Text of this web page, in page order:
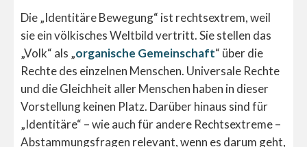
Die „Identitäre Bewegung“ ist rechtsextrem, weil
sie ein völkisches Weltbild vertritt. Sie stellen das
„Volk“ als „organische Gemeinschaft“ über die
Rechte des einzelnen Menschen. Universale Rechte
und die Gleichheit aller Menschen haben in dieser
Vorstellung keinen Platz. Darüber hinaus sind für
„Identitäre“ – wie auch für andere Rechtsextreme –
Abstammungsfragen relevant, wenn es darum geht,